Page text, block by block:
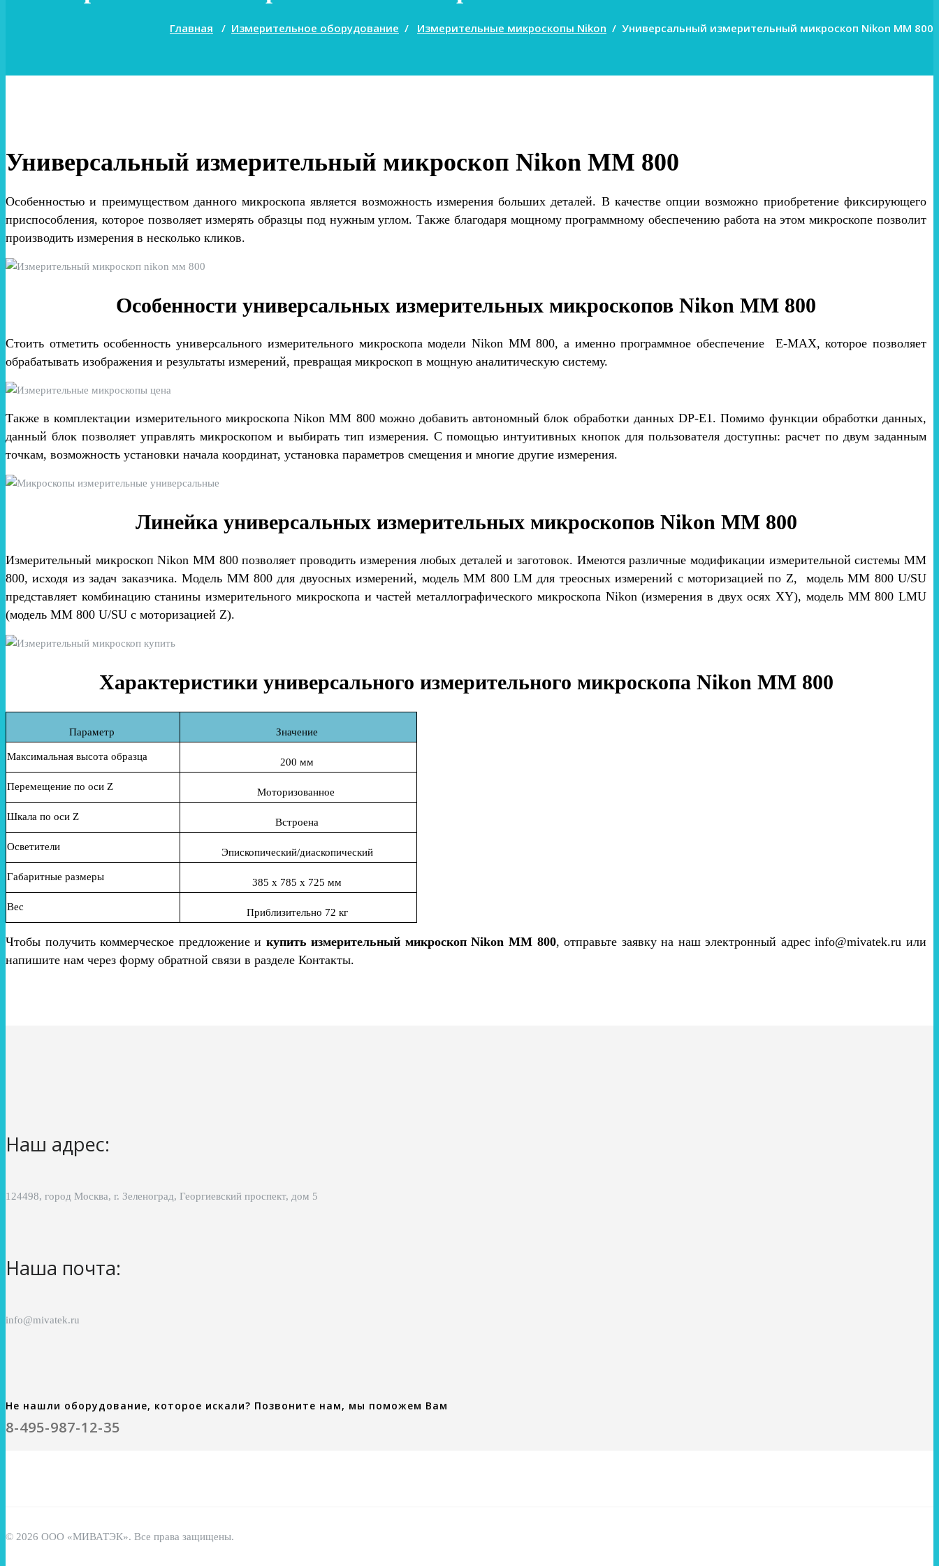
Главная / Измерительное оборудование / Измерительные микроскопы Nikon / Универсальный измерительный микроскоп Nikon MM 800
Универсальный измерительный микроскоп Nikon MM 800
Особенностью и преимуществом данного микроскопа является возможность измерения больших деталей. В качестве опции возможно приобретение фиксирующего
приспособления, которое позволяет измерять образцы под нужным углом. Также благодаря мощному программному обеспечению работа на этом микроскопе позволит
производить измерения в несколько кликов.
Особенности универсальных измерительных микроскопов Nikon MM 800
Стоить отметить особенность универсального измерительного микроскопа модели Nikon MM 800, а именно программное обеспечение E-MAX, которое позволяет
обрабатывать изображения и результаты измерений, превращая микроскоп в мощную аналитическую систему.
Также в комплектации измерительного микроскопа Nikon MM 800 можно добавить автономный блок обработки данных DP-E1. Помимо функции обработки данных,
данный блок позволяет управлять микроскопом и выбирать тип измерения. С помощью интуитивных кнопок для пользователя доступны: расчет по двум заданным
точкам, возможность установки начала координат, установка параметров смещения и многие другие измерения.
Линейка универсальных измерительных микроскопов Nikon MM 800
Измерительный микроскоп Nikon MM 800 позволяет проводить измерения любых деталей и заготовок. Имеются различные модификации измерительной системы MM
800, исходя из задач заказчика. Модель MM 800 для двуосных измерений, модель MM 800 LM для треосных измерений с моторизацией по Z, модель MM 800 U/SU
представляет комбинацию станины измерительного микроскопа и частей металлографического микроскопа Nikon (измерения в двух осях XY), модель MM 800 LMU
(модель MM 800 U/SU с моторизацией Z).
Характеристики универсального измерительного микроскопа Nikon MM 800
Параметр Значение
Максимальная высота образца 200 мм
Перемещение по оси Z Моторизованное
Шкала по оси Z Встроена
Осветители Эпископический/диаскопический
Габаритные размеры 385 x 785 x 725 мм
Вес Приблизительно 72 кг
Чтобы получить коммерческое предложение и купить измерительный микроскоп Nikon MM 800, отправьте заявку на наш электронный адрес info@mivatek.ru или
напишите нам через форму обратной связи в разделе Контакты.
Наш адрес:
124498, город Москва, г. Зеленоград, Георгиевский проспект, дом 5
Наша почта:
info@mivatek.ru
Не нашли оборудование, которое искали? Позвоните нам, мы поможем Вам
8-495-987-12-35
© 2026 ООО «МИВАТЭК». Все права защищены.